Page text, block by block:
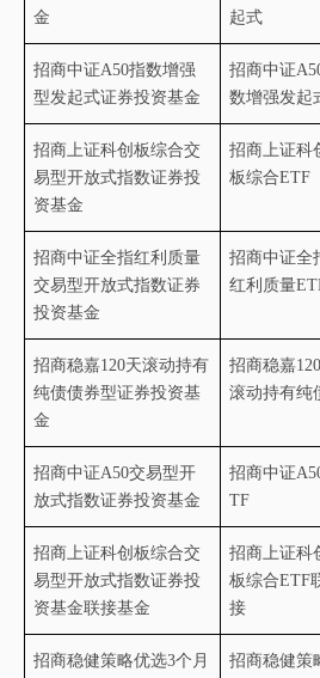
金
起式
招商中证A50指数增强
型发起式证券投资基金
招商中证
数增强发起
招商上证科创板综合交
易型开放式指数证券投
资基金
招商上证科
板综合ETF
招商中证全指红利质量
交易型开放式指数证券
投资基金
招商中证全
红利质量
招商稳嘉120天滚动持有
纯债债券型证券投资基
金
招商稳嘉120
滚动持有纯
招商中证A50交易型开
放式指数证券投资基金
招商中证
TF
招商上证科创板综合交
易型开放式指数证券投
资基金联接基金
招商上证科
板综合ETF
接
招商稳健策略优选3个月
招商稳健策